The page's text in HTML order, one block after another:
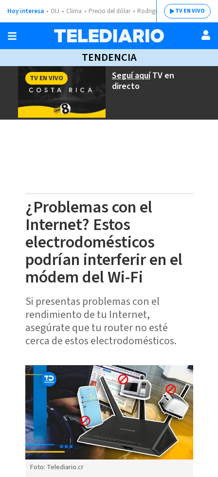
Hoy interesa OIJ Clima Precio del dólar Rodrigo ChavesTV EN VIVO
TENDENCIA
Seguí aquíTV en
directo
TV EN VIVO
¿Problemas con el
Internet? Estos
electrodomésticos
podrían interferir en el
módem del Wi-Fi
Si presentas problemas con el
rendimiento de tu Internet,
asegúrate que tu router no esté
cerca de estos electrodomésticos.
Foto: Telediario.cr